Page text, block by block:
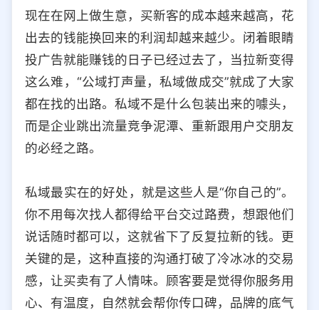
iOS Android PC 其他
选择允许访问的平台类型
现在在网上做生意，买新客的成本越来越高，花
出去的钱能换回来的利润却越来越少。闭着眼睛
投广告就能赚钱的日子已经过去了，当拉新变得
这么难，“公域打声量，私域做成交”就成了大家
都在找的出路。私域不是什么包装出来的噱头，
而是企业跳出流量竞争泥潭、重新跟用户交朋友
的必经之路。
私域最实在的好处，就是这些人是“你自己的”。
你不用每次找人都得给平台交过路费，想跟他们
说话随时都可以，这就省下了反复拉新的钱。更
关键的是，这种直接的沟通打破了冷冰冰的交易
感，让买卖有了人情味。顾客要是觉得你服务用
心、有温度，自然就会帮你传口碑，品牌的底气